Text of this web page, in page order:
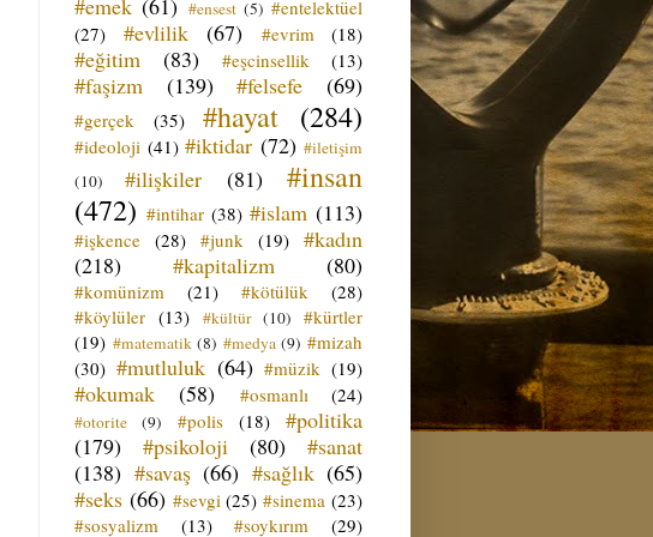
#ensest (5) #entelektüel
(27)
#evlilik (67) #evrim (18)
#eğitim (83) #eşcinsellik (13)
#faşizm (139) #felsefe (69)
#gerçek (35) #hayat (284)
#ideoloji (41) #iktidar (72) #iletişim
(10)
#ilişkiler (81)
#insan
(472) #intihar (38) #islam (113)
#işkence (28) #junk (19) #kadın
(218)
#kapitalizm (80)
#komünizm (21) #kötülük
(28)
#köylüler (13) #kültür (10)
#kürtler
(19) #matematik (8) #medya (9) #mizah
(30) #mutluluk (64) #müzik (19)
#okumak (58) #osmanlı (24)
#otorite (9) #polis (18)
#politika
(179)
#psikoloji (80)
#sanat
(138) #savaş (66) #sağlık (65)
#seks (66) #sevgi (25) #sinema (23)
#sosyalizm
(13) #soykırım (29)